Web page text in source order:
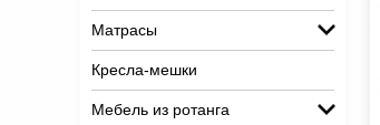
Матрасы
Кресла-мешки
Мебель из ротанга